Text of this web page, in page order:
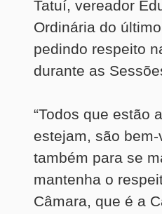
Tatuí, vereador
Ordinária do
pedindo respeito
durante as
“Todos que estão
estejam, são
também para se
mantenha o
Câmara, que é a